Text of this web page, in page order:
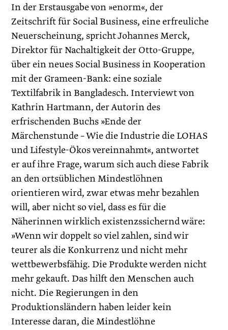
In der Erstausgabe von »enorm«, der
Zeitschrift für Social Business, eine erfreuliche
Neuerscheinung, spricht Johannes Merck,
Direktor für Nachaltigkeit der Otto-Gruppe,
über ein neues Social Business in Kooperation
mit der Grameen-Bank: eine soziale
Textilfabrik in Bangladesch. Interviewt von
Kathrin Hartmann, der Autorin des
erfrischenden Buchs »Ende der
Märchenstunde – Wie die Industrie die LOHAS
und Lifestyle-Ökos vereinnahmt«, antwortet
er auf ihre Frage, warum sich auch diese Fabrik
an den ortsüblichen Mindestlöhnen
orientieren wird, zwar etwas mehr bezahlen
will, aber nicht so viel, dass es für die
Näherinnen wirklich existenzssichernd wäre:
»Wenn wir doppelt so viel zahlen, sind wir
teurer als die Konkurrenz und nicht mehr
wettbewerbsfähig. Die Produkte werden nicht
mehr gekauft. Das hilft den Menschen auch
nicht. Die Regierungen in den
Produktionsländern haben leider kein
Interesse daran, die Mindestlöhne